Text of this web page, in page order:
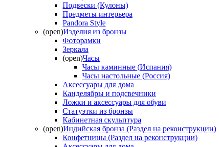
Подвески (Кулоны)
Предметы интерьера
Pandora Style
(open)Изделия из бронзы
Фоторамки
Зеркала
(open)Часы
Часы каминные (Испания)
Часы настольные (Россия)
Аксессуары для дома
Канделябры и подсвечники
Ложки и аксессуары для обуви
Статуэтки из бронзы
Кабинетная скульптура
(open)Индийская бронза (Раздел на реконструкции)
Конфетницы (Раздел на реконструкции)